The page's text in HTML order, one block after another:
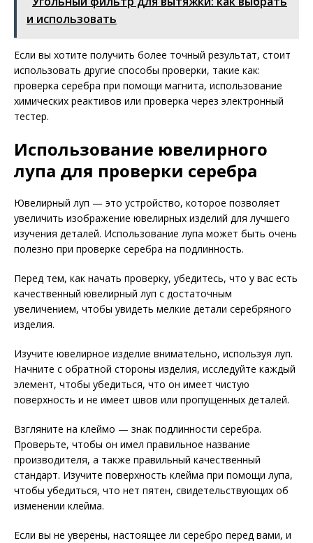
и использовать
Если вы хотите получить более точный результат, стоит
использовать другие способы проверки, такие как:
проверка серебра при помощи магнита, использование
химических реактивов или проверка через электронный
тестер.
Использование ювелирного
лупа для проверки серебра
Ювелирный луп — это устройство, которое позволяет
увеличить изображение ювелирных изделий для лучшего
изучения деталей. Использование лупа может быть очень
полезно при проверке серебра на подлинность.
Перед тем, как начать проверку, убедитесь, что у вас есть
качественный ювелирный луп с достаточным
увеличением, чтобы увидеть мелкие детали серебряного
изделия.
Изучите ювелирное изделие внимательно, используя луп.
Начните с обратной стороны изделия, исследуйте каждый
элемент, чтобы убедиться, что он имеет чистую
поверхность и не имеет швов или пропущенных деталей.
Взгляните на клеймо — знак подлинности серебра.
Проверьте, чтобы он имел правильное название
производителя, а также правильный качественный
стандарт. Изучите поверхность клейма при помощи лупа,
чтобы убедиться, что нет пятен, свидетельствующих об
изменении клейма.
Если вы не уверены, настоящее ли серебро перед вами, и